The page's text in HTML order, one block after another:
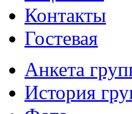
Контакты
Гостевая
Анкета
История